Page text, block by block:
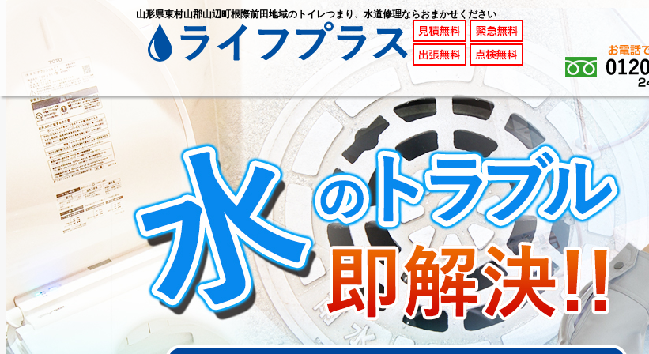
山形県東村山郡山辺町根際前田地域のトイレつまり、水道修理ならおまかせください